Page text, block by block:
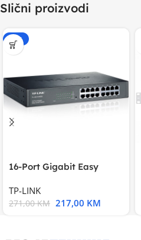
Slični proizvodi
-20%
16-Port Gigabit Easy
TP-LINK
271,00KM 217,00 KM